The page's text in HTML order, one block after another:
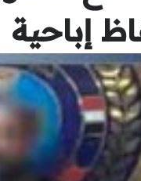
إباحية